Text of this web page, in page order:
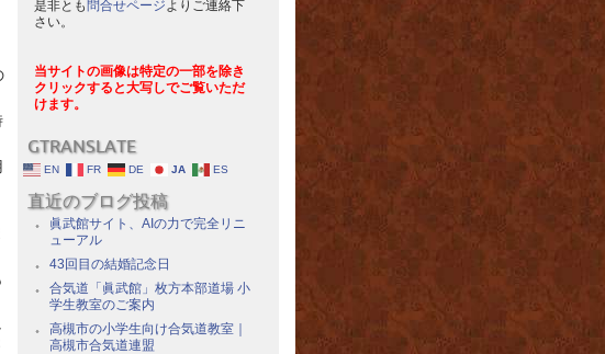
是非とも 問合せページよりご連絡下
さい。
当サイトの画像は特定の一部を除き
クリックすると大写しでご覧いただ
けます。
GTRANSLATE
EN FR DE JA ES
直近のブログ投稿
眞武館サイト、AIの力で完全リニ
ューアル
43回目の結婚記念日
合気道「眞武館」枚方本部道場 小
学生教室のご案内
高槻市の小学生向け合気道教室｜
高槻市合気道連盟